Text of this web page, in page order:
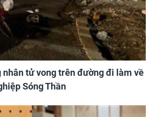
nhân tử vong trên đường đi làm về
Sóng Thần